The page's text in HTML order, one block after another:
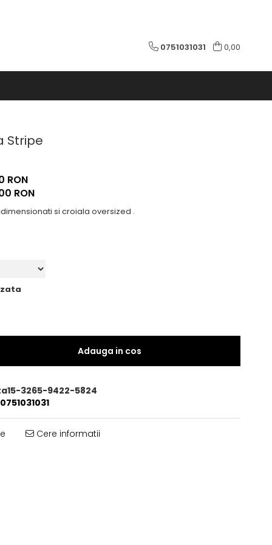
0751031031 0,00
Stripe
RON
RON
si croiala oversized .
Adauga in cos
3265-9422-5824
0751031031
Cere informatii